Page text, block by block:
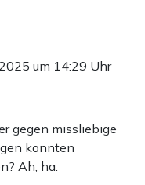
um 14:29 Uhr
gegen missliebige
konnten
Ah, ha.